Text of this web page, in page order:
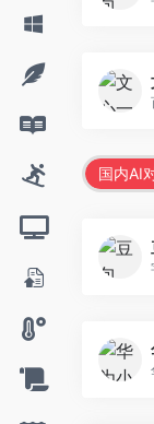
国内AI